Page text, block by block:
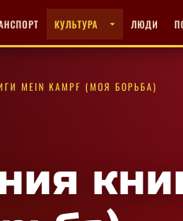
КУЛЬТУРА ЛЮДИ
MEIN KAMPF (МОЯ БОРЬБА)